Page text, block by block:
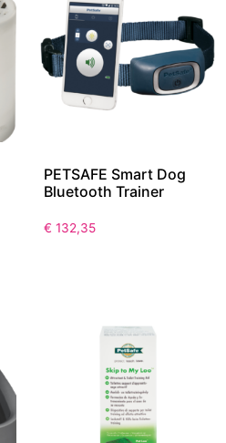
PETSAFE Smart Dog
Bluetooth Trainer
€ 132,35